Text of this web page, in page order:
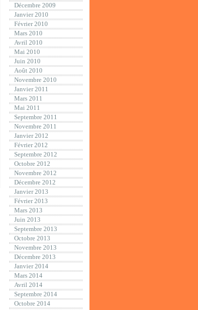
Décembre 2009
Janvier 2010
Février 2010
Mars 2010
Avril 2010
Mai 2010
Juin 2010
Août 2010
Novembre 2010
Janvier 2011
Mars 2011
Mai 2011
Septembre 2011
Novembre 2011
Janvier 2012
Février 2012
Septembre 2012
Octobre 2012
Novembre 2012
Décembre 2012
Janvier 2013
Février 2013
Mars 2013
Juin 2013
Septembre 2013
Octobre 2013
Novembre 2013
Décembre 2013
Janvier 2014
Mars 2014
Avril 2014
Septembre 2014
Octobre 2014